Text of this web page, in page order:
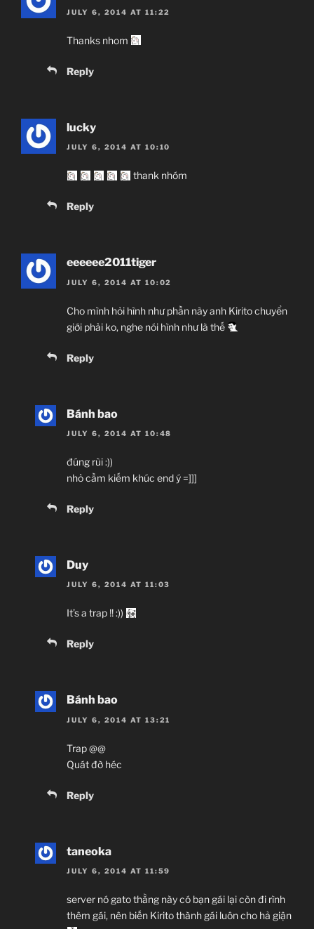
JULY 6, 2014 AT 11:22
Thanks nhom
Reply
lucky
JULY 6, 2014 AT 10:10
thank nhóm
Reply
eeeeee2011tiger
JULY 6, 2014 AT 10:02
Cho mình hỏi hình như phần này anh Kirito chuyển
giới phải ko, nghe nói hình như là thế
Reply
Bánh bao
JULY 6, 2014 AT 10:48
đúng rùi :))
nhỏ cầm kiếm khúc end ý =]]]
Reply
Duy
JULY 6, 2014 AT 11:03
It’s a trap !! :))
Reply
Bánh bao
JULY 6, 2014 AT 13:21
Trap @@
Quát đờ héc
Reply
taneoka
JULY 6, 2014 AT 11:59
server nó gato thằng này có bạn gái lại còn đi rình
thêm gái, nên biến Kirito thành gái luôn cho hả giận